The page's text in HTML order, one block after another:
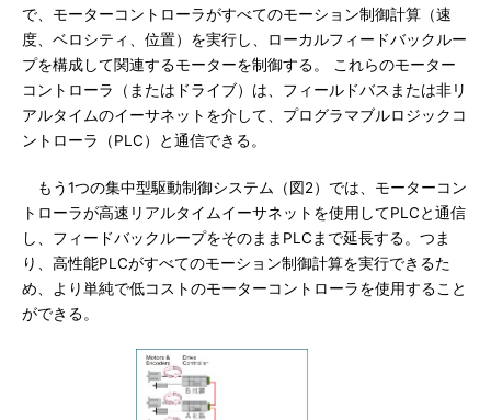
で、モーターコントローラがすべてのモーション制御計算（速
度、ベロシティ、位置）を実行し、ローカルフィードバックルー
プを構成して関連するモーターを制御する。 これらのモーター
コントローラ（またはドライブ）は、フィールドバスまたは非リ
アルタイムのイーサネットを介して、プログラマブルロジックコ
ントローラ（PLC）と通信できる。
もう1つの集中型駆動制御システム（図2）では、モーターコン
トローラが高速リアルタイムイーサネットを使用してPLCと通信
し、フィードバックループをそのままPLCまで延長する。つま
り、高性能PLCがすべてのモーション制御計算を実行できるた
め、より単純で低コストのモーターコントローラを使用すること
ができる。